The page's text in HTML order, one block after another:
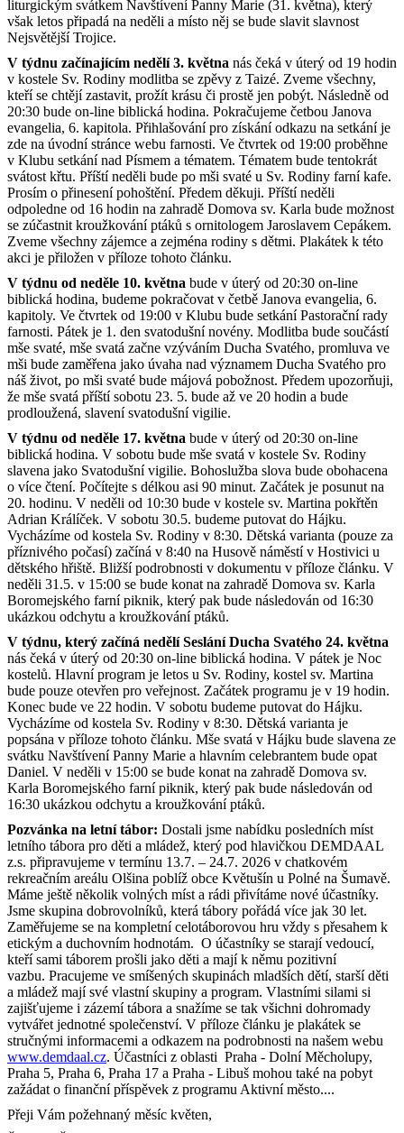
liturgickým svátkem Navštívení Panny Marie (31. května), který
však letos připadá na neděli a místo něj se bude slavit slavnost
Nejsvětější Trojice.
V týdnu začínajícím nedělí 3. května nás čeká v úterý od 19 hodin
v kostele Sv. Rodiny modlitba se zpěvy z Taizé. Zveme všechny,
kteří se chtějí zastavit, prožít krásu či prostě jen pobýt. Následně od
20:30 bude on-line biblická hodina. Pokračujeme četbou Janova
evangelia, 6. kapitola. Přihlašování pro získání odkazu na setkání je
zde na úvodní stránce webu farnosti. Ve čtvrtek od 19:00 proběhne
v Klubu setkání nad Písmem a tématem. Tématem bude tentokrát
svátost křtu. Příští neděli bude po mši svaté u Sv. Rodiny farní kafe.
Prosím o přinesení pohoštění. Předem děkuji. Příští neděli
odpoledne od 16 hodin na zahradě Domova sv. Karla bude možnost
se zúčastnit kroužkování ptáků s ornitologem Jaroslavem Cepákem.
Zveme všechny zájemce a zejména rodiny s dětmi. Plakátek k této
akci je přiložen v příloze tohoto článku.
V týdnu od neděle 10. května bude v úterý od 20:30 on-line
biblická hodina, budeme pokračovat v četbě Janova evangelia, 6.
kapitoly. Ve čtvrtek od 19:00 v Klubu bude setkání Pastorační rady
farnosti. Pátek je 1. den svatodušní novény. Modlitba bude součástí
mše svaté, mše svatá začne vzýváním Ducha Svatého, promluva ve
mši bude zaměřena jako úvaha nad významem Ducha Svatého pro
náš život, po mši svaté bude májová pobožnost. Předem upozorňuji,
že mše svatá příští sobotu 23. 5. bude až ve 20 hodin a bude
prodloužená, slavení svatodušní vigilie.
V týdnu od neděle 17. května bude v úterý od 20:30 on-line
biblická hodina. V sobotu bude mše svatá v kostele Sv. Rodiny
slavena jako Svatodušní vigilie. Bohoslužba slova bude obohacena
o více čtení. Počítejte s délkou asi 90 minut. Začátek je posunut na
20. hodinu. V neděli od 10:30 bude v kostele sv. Martina pokřtěn
Adrian Králíček. V sobotu 30.5. budeme putovat do Hájku.
Vycházíme od kostela Sv. Rodiny v 8:30. Dětská varianta (pouze za
příznivého počasí) začíná v 8:40 na Husově náměstí v Hostivici u
dětského hřiště. Bližší podrobnosti v dokumentu v příloze článku. V
neděli 31.5. v 15:00 se bude konat na zahradě Domova sv. Karla
Boromejského farní piknik, který pak bude následován od 16:30
ukázkou odchytu a kroužkování ptáků.
V týdnu, který začíná nedělí Seslání Ducha Svatého 24. května
nás čeká v úterý od 20:30 on-line biblická hodina. V pátek je Noc
kostelů. Hlavní program je letos u Sv. Rodiny, kostel sv. Martina
bude pouze otevřen pro veřejnost. Začátek programu je v 19 hodin.
Konec bude ve 22 hodin. V sobotu budeme putovat do Hájku.
Vycházíme od kostela Sv. Rodiny v 8:30. Dětská varianta je
popsána v příloze tohoto článku. Mše svatá v Hájku bude slavena ze
svátku Navštívení Panny Marie a hlavním celebrantem bude opat
Daniel. V neděli v 15:00 se bude konat na zahradě Domova sv.
Karla Boromejského farní piknik, který pak bude následován od
16:30 ukázkou odchytu a kroužkování ptáků.
Pozvánka na letní tábor: Dostali jsme nabídku posledních míst
letního tábora pro děti a mládež, který pod hlavičkou DEMDAAL
z.s. připravujeme v termínu 13.7. – 24.7. 2026 v chatkovém
rekreačním areálu Olšina poblíž obce Květušín u Polné na Šumavě.
Máme ještě několik volných míst a rádi přivítáme nové účastníky.
Jsme skupina dobrovolníků, která tábory pořádá více jak 30 let.
Zaměřujeme se na kompletní celotáborovou hru vždy s přesahem k
etickým a duchovním hodnotám. O účastníky se starají vedoucí,
kteří sami táborem prošli jako děti a mají k němu pozitivní
vazbu. Pracujeme ve smíšených skupinách mladších dětí, starší děti
a mládež mají své vlastní skupiny a program. Vlastními silami si
zajišťujeme i zázemí tábora a snažíme se tak všichni dohromady
vytvářet jednotné společenství. V příloze článku je plakátek se
stručnými informacemi a odkazem na podrobnosti na našem webu
www.demdaal.cz. Účastníci z oblasti Praha - Dolní Měcholupy,
Praha 5, Praha 6, Praha 17 a Praha - Libuš mohou také na pobyt
zažádat o finanční příspěvek z programu Aktivní město....
Přeji Vám požehnaný měsíc květen,